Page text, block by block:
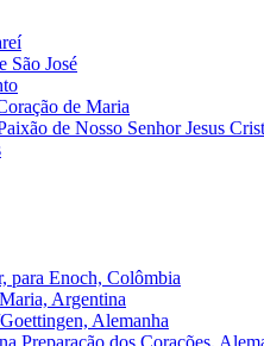
São José
de Maria
de Nosso Senhor Jesus
para Enoch, Colômbia
Argentina
Alemanha
Preparação dos Corações,